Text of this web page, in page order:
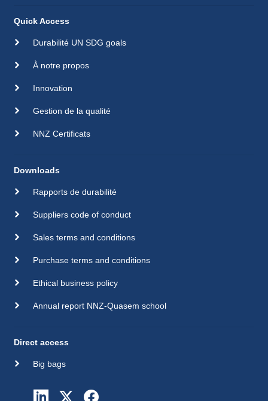
Quick Access
Durabilité UN SDG goals
À notre propos
Innovation
Gestion de la qualité
NNZ Certificats
Downloads
Rapports de durabilité
Suppliers code of conduct
Sales terms and conditions
Purchase terms and conditions
Ethical business policy
Annual report NNZ-Quasem school
Direct access
Big bags